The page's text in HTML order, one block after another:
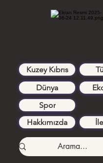
Kuzey Kıbrıs
Dünya
Spor
Hakkımızda